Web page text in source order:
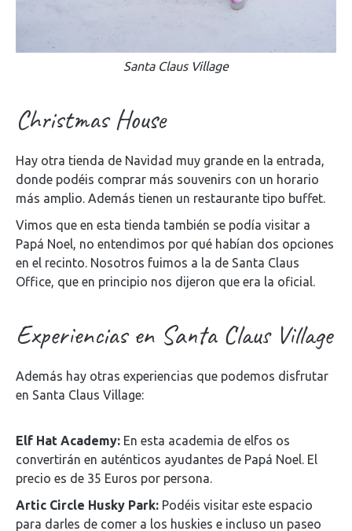
Santa Claus Village
Christmas House
Hay otra tienda de Navidad muy grande en la entrada,
donde podéis comprar más souvenirs con un horario
más amplio. Además tienen un restaurante tipo buffet.
Vimos que en esta tienda también se podía visitar a
Papá Noel, no entendimos por qué habían dos opciones
en el recinto. Nosotros fuimos a la de Santa Claus
Office, que en principio nos dijeron que era la oficial.
Experiencias en Santa Claus Village
Además hay otras experiencias que podemos disfrutar
en Santa Claus Village:
Elf Hat Academy: En esta academia de elfos os
convertirán en auténticos ayudantes de Papá Noel. El
precio es de 35 Euros por persona.
Artic Circle Husky Park: Podéis visitar este espacio
para darles de comer a los huskies e incluso un paseo